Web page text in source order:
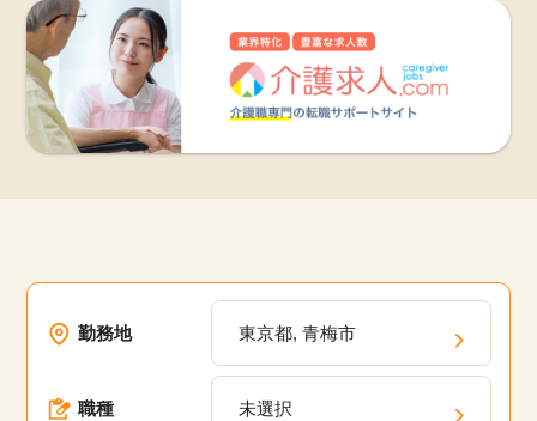
勤務地 東京都, 青梅市
職種 未選択